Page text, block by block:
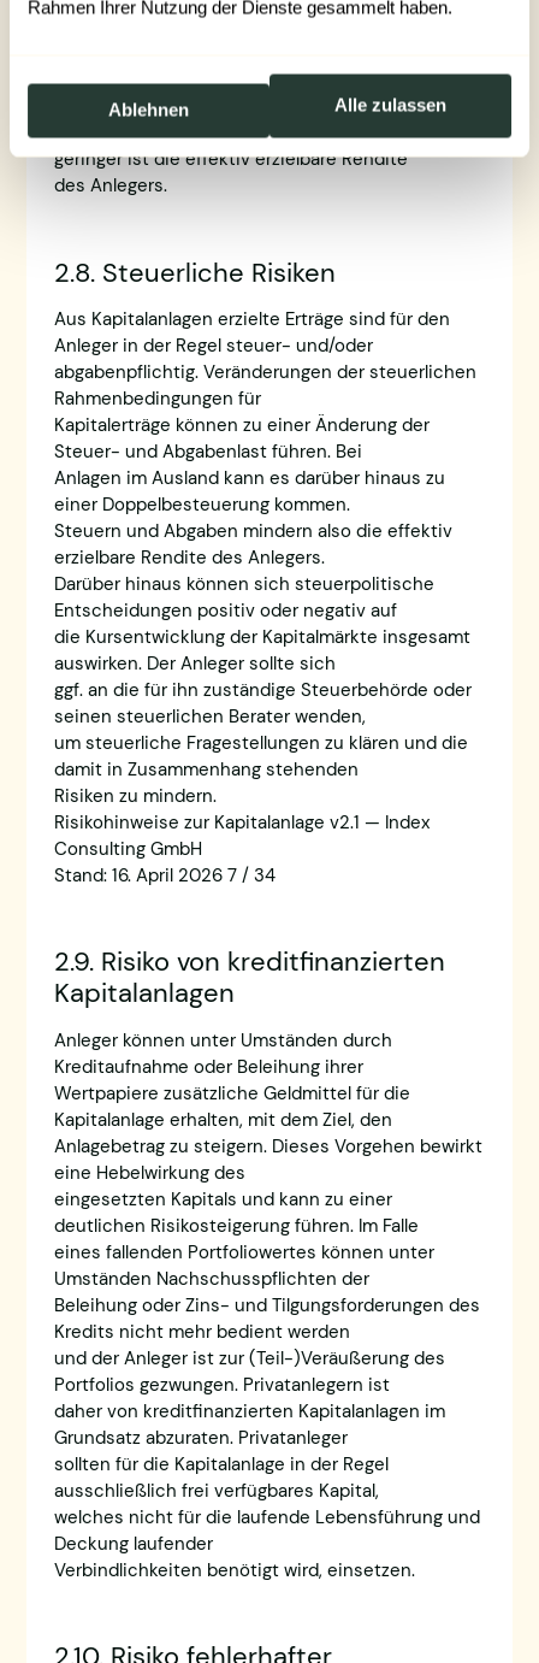
Rahmen Ihrer Nutzung der Dienste gesammelt haben.
Alle zulassen
Ablehnen
anfallenden Kosten sollten in die wirtschaftliche
Gesamtbetrachtung einbezogen
werden: Je höher die Kosten ausfallen, desto
geringer ist die effektiv erzielbare Rendite
des Anlegers.
2.8. Steuerliche Risiken
Aus Kapitalanlagen erzielte Erträge sind für den
Anleger in der Regel steuer- und/oder
abgabenpflichtig. Veränderungen der steuerlichen
Rahmenbedingungen für
Kapitalerträge können zu einer Änderung der
Steuer- und Abgabenlast führen. Bei
Anlagen im Ausland kann es darüber hinaus zu
einer Doppelbesteuerung kommen.
Steuern und Abgaben mindern also die effektiv
erzielbare Rendite des Anlegers.
Darüber hinaus können sich steuerpolitische
Entscheidungen positiv oder negativ auf
die Kursentwicklung der Kapitalmärkte insgesamt
auswirken. Der Anleger sollte sich
ggf. an die für ihn zuständige Steuerbehörde oder
seinen steuerlichen Berater wenden,
um steuerliche Fragestellungen zu klären und die
damit in Zusammenhang stehenden
Risiken zu mindern.
Risikohinweise zur Kapitalanlage v2.1 — Index
Consulting GmbH
Stand: 16. April 2026 7 / 34
2.9. Risiko von kreditfinanzierten
Kapitalanlagen
Anleger können unter Umständen durch
Kreditaufnahme oder Beleihung ihrer
Wertpapiere zusätzliche Geldmittel für die
Kapitalanlage erhalten, mit dem Ziel, den
Anlagebetrag zu steigern. Dieses Vorgehen bewirkt
eine Hebelwirkung des
eingesetzten Kapitals und kann zu einer
deutlichen Risikosteigerung führen. Im Falle
eines fallenden Portfoliowertes können unter
Umständen Nachschusspflichten der
Beleihung oder Zins- und Tilgungsforderungen des
Kredits nicht mehr bedient werden
und der Anleger ist zur (Teil-)Veräußerung des
Portfolios gezwungen. Privatanlegern ist
daher von kreditfinanzierten Kapitalanlagen im
Grundsatz abzuraten. Privatanleger
sollten für die Kapitalanlage in der Regel
ausschließlich frei verfügbares Kapital,
welches nicht für die laufende Lebensführung und
Deckung laufender
Verbindlichkeiten benötigt wird, einsetzen.